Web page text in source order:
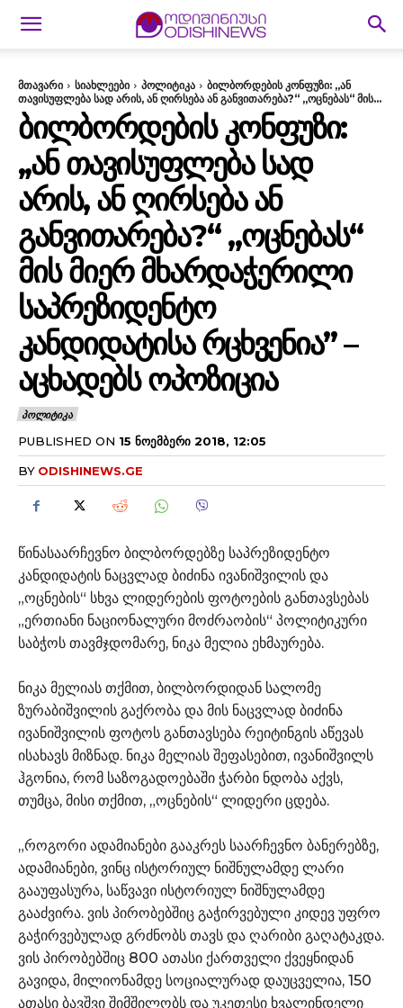
მთავარი სიახლეები პოლიტიკა
ბილბორდების კონფუზი: ,,ან
თავისუფლება სად არის, ან ღირსება ან განვითარება?“ „ოცნებას“ მის...
ᲑᲘᲚᲑᲝᲠᲓᲔᲑᲘᲡ ᲙᲝᲜᲤᲣᲖᲘ:
,,ᲐᲜ ᲗᲐᲕᲘᲡᲣᲤᲚᲔᲑᲐ ᲡᲐᲓ
ᲐᲠᲘᲡ, ᲐᲜ ᲦᲘᲠᲡᲔᲑᲐ ᲐᲜ
ᲒᲐᲜᲕᲘᲗᲐᲠᲔᲑᲐ?“ „ᲝᲪᲜᲔᲑᲐᲡ“
ᲛᲘᲡ ᲛᲘᲔᲠ ᲛᲮᲐᲠᲓᲐᲭᲔᲠᲘᲚᲘ
ᲡᲐᲞᲠᲔᲖᲘᲓᲔᲜᲢᲝ
ᲙᲐᲜᲓᲘᲓᲐᲢᲘᲡᲐ ᲠᲪᲮᲕᲔᲜᲘᲐ” –
ᲐᲪᲮᲐᲓᲔᲑᲡ ᲝᲞᲝᲖᲘᲪᲘᲐ
ᲞᲝᲚᲘᲢᲘᲙᲐ
PUBLISHED ON 15 ᲜᲝᲔᲛᲑᲔᲠᲘ 2018, 12:05
BY ODISHINEWS.GE
წინასაარჩევნო ბილბორდებზე საპრეზიდენტო
კანდიდატის ნაცვლად ბიძინა ივანიშვილის და
„ოცნების“ სხვა ლიდერების ფოტოების განთავსებას
„ერთიანი ნაციონალური მოძრაობის“ პოლიტიკური
საბჭოს თავმჯდომარე, ნიკა მელია ეხმაურება.
ნიკა მელიას თქმით, ბილბორდიდან სალომე
ზურაბიშვილის გაქრობა და მის ნაცვლად ბიძინა
ივანიშვილის ფოტოს განთავსება რეიტინგის აწევას
ისახავს მიზნად. ნიკა მელიას შეფასებით, ივანიშვილს
ჰგონია, რომ საზოგადოებაში ჭარბი ნდობა აქვს,
თუმცა, მისი თქმით, „ოცნების“ ლიდერი ცდება.
„როგორი ადამიანები გააკრეს საარჩევნო ბანერებზე,
ადამიანები, ვინც ისტორიულ ნიშნულამდე ლარი
გააუფასურა, საწვავი ისტორიულ ნიშნულამდე
გააძვირა. ვის პირობებშიც გაჭირვებული კიდევ უფრო
გაჭირვებულად გრძნობს თავს და ღარიბი გაღატაკდა.
ვის პირობებშიც 800 ათასი ქართველი ქვეყნიდან
გავიდა, მილიონამდე სოციალურად დაუცველია, 150
ათასი ბავშვი შიმშილობს და უკეთესი ხვალინდელი